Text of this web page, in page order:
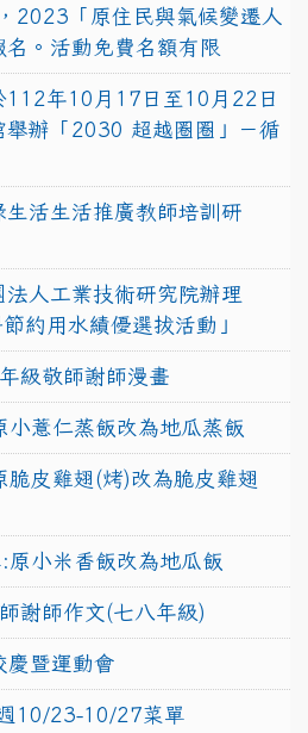
2023「原住民與氣候變遷人
。活動免費名額有限
112年10月17日至10月22日
舉辦「2030 超越圈圈」－循
活生活推廣教師培訓研
人工業技術研究院辦理
約用水績優選拔活動」
級敬師謝師漫畫
薏仁蒸飯改為地瓜蒸飯
皮雞翅(烤)改為脆皮雞翅
小米香飯改為地瓜飯
謝師作文(七八年級)
慶暨運動會
10/23-10/27菜單